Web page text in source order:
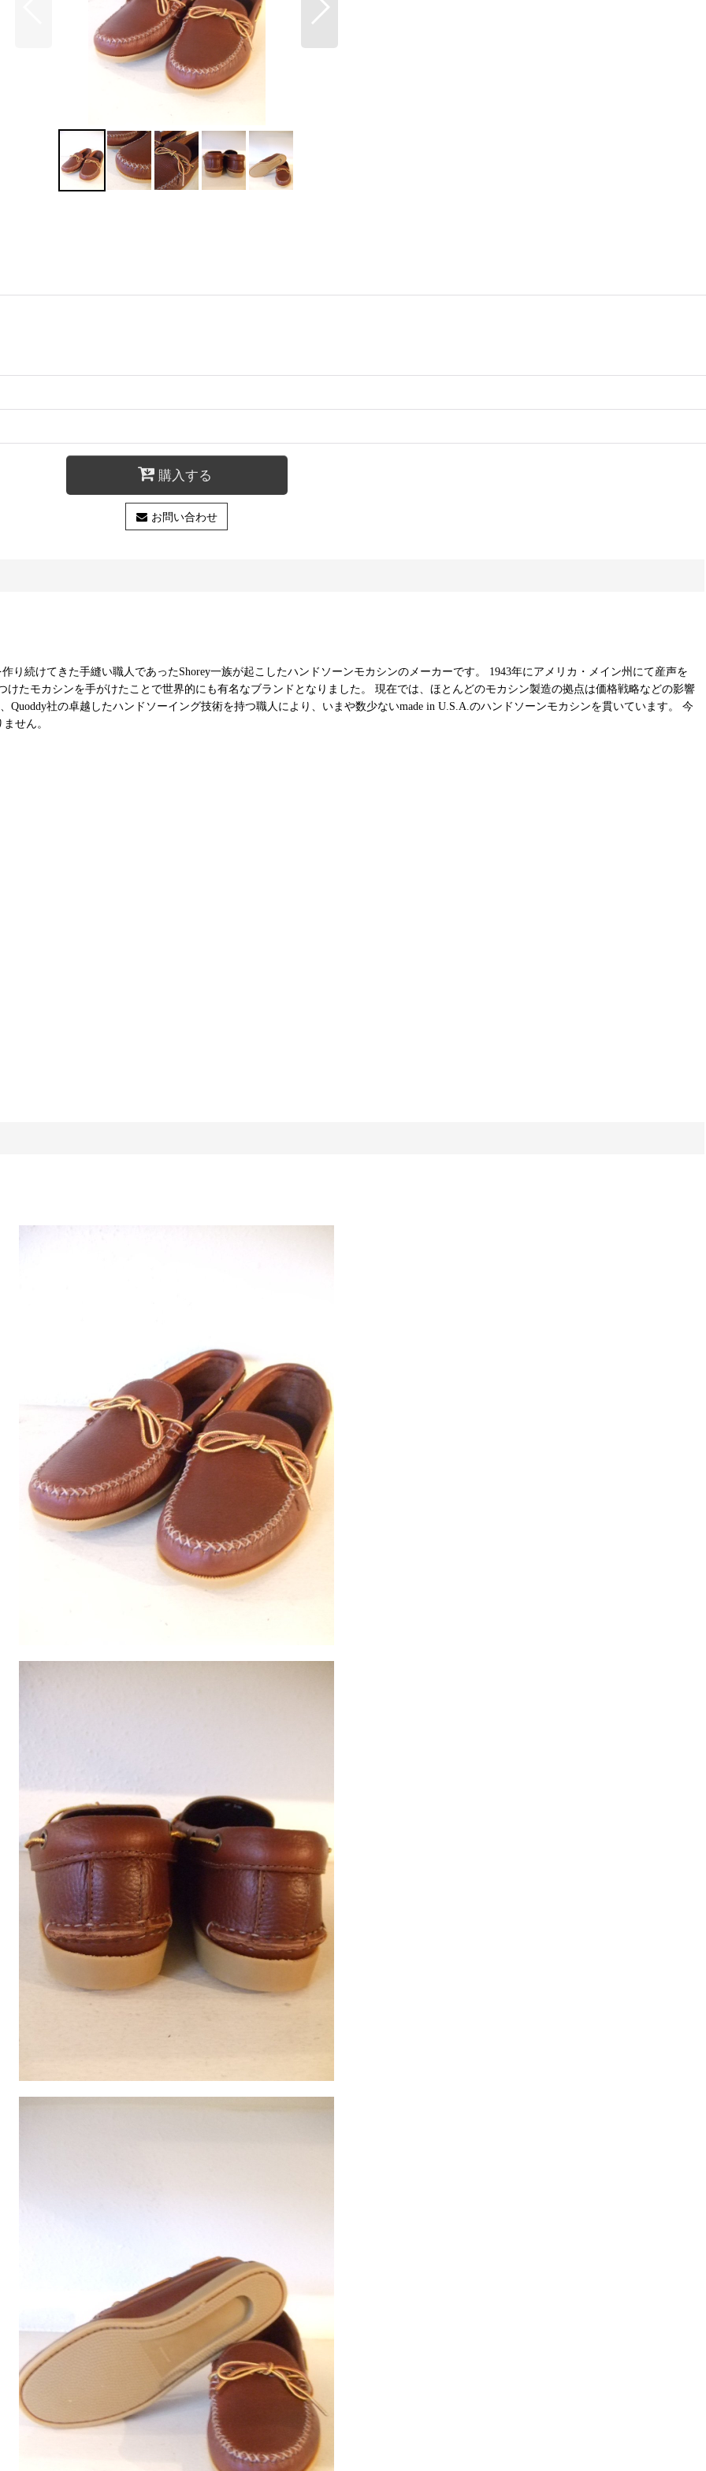
購入する
お問い合わせ
り続けてきた手縫い職人であったShorey一族が起こしたハンドソーンモカシンのメーカーです。 1943年にアメリカ・メイン州にて産声を
たモカシンを手がけたことで世界的にも有名なブランドとなりました。 現在では、ほとんどのモカシン製造の拠点は価格戦略などの影響
社の卓越したハンドソーイング技術を持つ職人により、いまや数少ないmade in U.S.A.のハンドソーンモカシンを貫いています。 今
せん。